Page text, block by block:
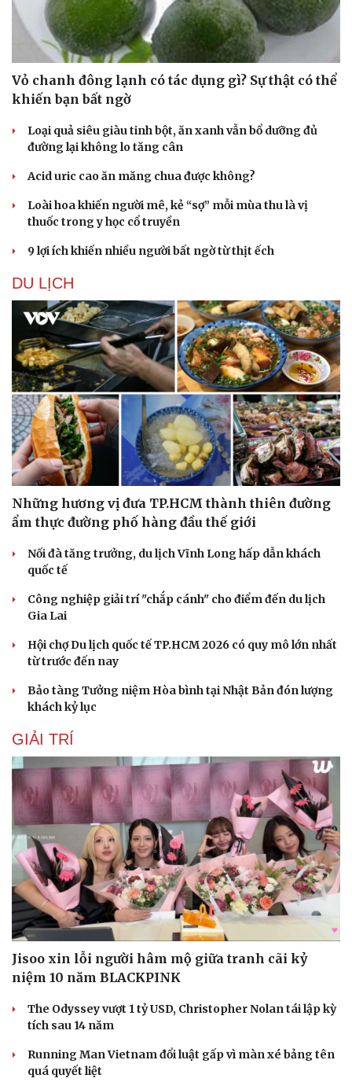
Cải chính
Vỏ chanh đông lạnh có tác dụng gì? Sự thật có thể
khiến bạn bất ngờ
Loại quả siêu giàu tinh bột, ăn xanh vẫn bổ dưỡng đủ
đường lại không lo tăng cân
Acid uric cao ăn măng chua được không?
Loài hoa khiến người mê, kẻ “sợ” mỗi mùa thu là vị
thuốc trong y học cổ truyền
9 lợi ích khiến nhiều người bất ngờ từ thịt ếch
DU LỊCH
Những hương vị đưa TP.HCM thành thiên đường
ẩm thực đường phố hàng đầu thế giới
Nối đà tăng trưởng, du lịch Vĩnh Long hấp dẫn khách
quốc tế
Công nghiệp giải trí "chắp cánh" cho điểm đến du lịch
Gia Lai
Hội chợ Du lịch quốc tế TP.HCM 2026 có quy mô lớn nhất
từ trước đến nay
Bảo tàng Tưởng niệm Hòa bình tại Nhật Bản đón lượng
khách kỷ lục
GIẢI TRÍ
Jisoo xin lỗi người hâm mộ giữa tranh cãi kỷ
niệm 10 năm BLACKPINK
The Odyssey vượt 1 tỷ USD, Christopher Nolan tái lập kỳ
tích sau 14 năm
Running Man Vietnam đổi luật gấp vì màn xé bảng tên
quá quyết liệt